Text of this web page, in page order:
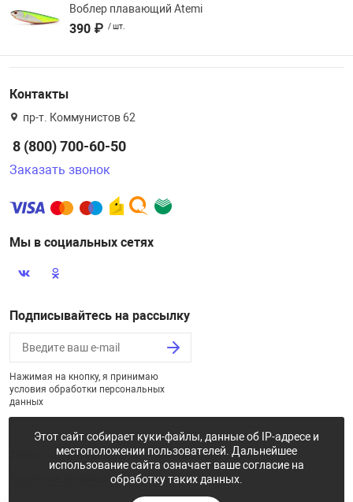
Воблер плавающий Atemi
390 ₽ / шт.
Контакты
пр-т. Коммунистов 62
8 (800) 700-60-50
Заказать звонок
Мы в социальных сетях
Подписывайтесь на рассылку
Нажимая на кнопку, я принимаю
условия обработки персональных
данных
2026 © «Некстайп: Магнит - интернет-магазин»
Политика конфиденциальности
Этот сайт собирает куки-файлы, данные об IP-адресе и
местоположении пользователей. Дальнейшее
использование сайта означает ваше согласие на
обработку таких данных.